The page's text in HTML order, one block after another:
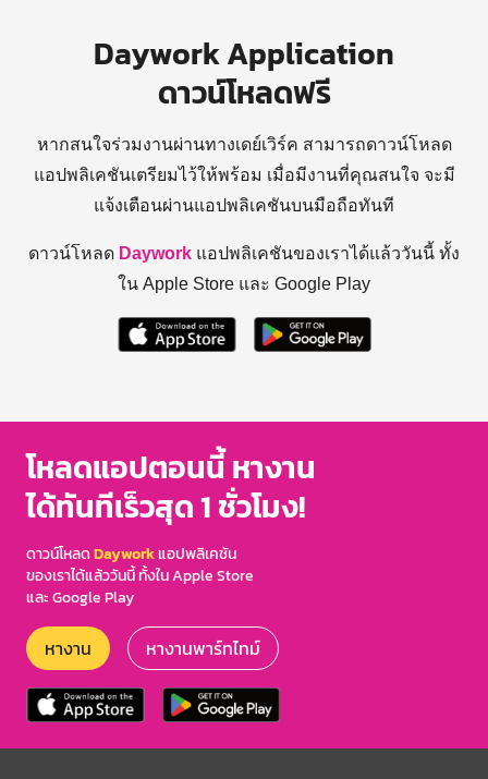
Daywork Application
ดาวน์โหลดฟรี
หากสนใจร่วมงานผ่านทางเดย์เวิร์ค สามารถดาวน์โหลด
แอปพลิเคชันเตรียมไว้ให้พร้อม เมื่อมีงานที่คุณสนใจ จะมี
แจ้งเตือนผ่านแอปพลิเคชันบนมือถือทันที
ดาวน์โหลด Daywork แอปพลิเคชันของเราได้แล้ววันนี้ ทั้ง
ใน Apple Store และ Google Play
โหลดแอปตอนนี้ หางาน
ได้ทันทีเร็วสุด 1 ชั่วโมง!
ดาวน์โหลดDayworkแอปพลิเคชัน
ของเราได้แล้ววันนี้ ทั้งใน Apple Store
และ Google Play
หางาน หางานพาร์ทไทม์